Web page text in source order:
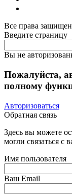
Все права
Введите страницу
Вы не
Пожалуйста,
полному
Авторизоваться
Обратная связь
Здесь вы можете
могли связаться с
Имя пользователя
Ваш Email